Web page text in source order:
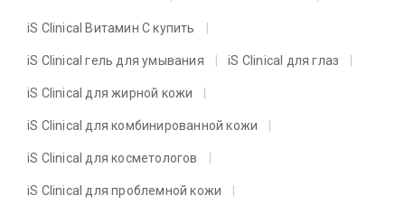
iS Clinical Витамин C купить
iS Clinical гель для умывания iS Clinical для глаз
iS Clinical для жирной кожи
iS Clinical для комбинированной кожи
iS Clinical для косметологов
iS Clinical для проблемной кожи